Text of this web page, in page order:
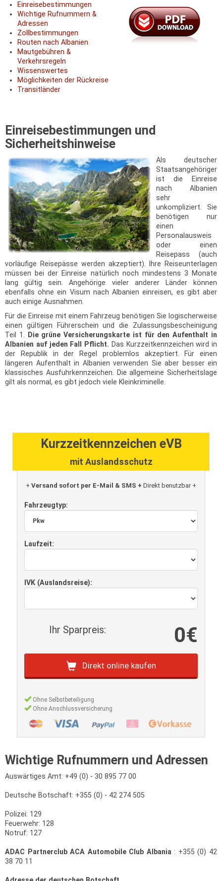
Einreisebestimmungen
Wichtige Rufnummern &
Adressen
Zollbestimmungen
Routen nach Albanien
Mautgebühren &
Verkehrsregeln
Wissenswertes
Möglichkeiten der Rückreise
Transitländer
Einreisebestimmungen und
Sicherheitshinweise
Als deutscher
Staatsangehöriger
ist die Einreise
nach Albanien
sehr
unkompliziert. Sie
benötigen nur
einen
Personalausweis
oder einen
Reisepass (auch
vorläufige Reisepässe werden akzeptiert). Ihre Reiseunterlagen
müssen bei der Einreise natürlich noch mindestens 3 Monate
lang gültig sein. Angehörige vieler anderer Länder können
ebenfalls ohne ein Visum nach Albanien einreisen, es gibt aber
auch einige Ausnahmen.
Für die Einreise mit einem Fahrzeug benötigen Sie logischerweise
einen gültigen Führerschein und die Zulassungsbescheinigung
Teil 1.
Die grüne Versicherungskarte ist für den Aufenthalt in
Albanien auf jeden Fall Pflicht. Das Kurzzeitkennzeichen wird in
der Republik in der Regel problemlos akzeptiert. Für einen
längeren Aufenthalt in Albanien verwenden Sie aber besser ein
klassisches Ausfuhrkennzeichen. Die allgemeine Sicherheitslage
gilt als normal, es gibt jedoch viele Kleinkriminelle.
Kurzzeitkennzeichen eVB
mit Auslandsschutz
+ Versand sofort per E-Mail & SMS + Direkt benutzbar +
Fahrzeugtyp:
Laufzeit:
IVK (Auslandsreise):
Ihr Sparpreis: 0€
Direkt online kaufen
Ohne Selbstbeteiligung
Ohne Anschlussversicherung
Wichtige Rufnummern und Adressen
Auswärtiges Amt: +49 (0) - 30 895 77 00
Deutsche Botschaft: +355 (0) - 42 274 505
Polizei: 129
Feuerwehr: 128
Notruf: 127
ADAC Partnerclub ACA Automobile Club Albania : +355 (0) 42
38 70 11